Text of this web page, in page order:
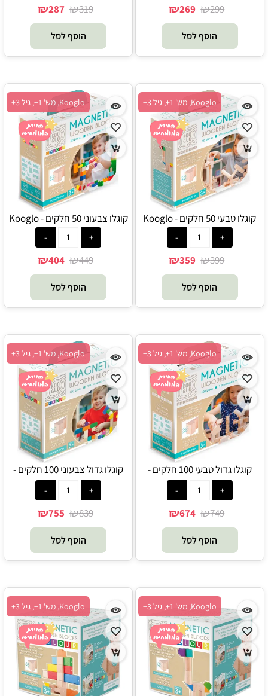
₪299
₪269
הוסף לסל
₪319
₪287
הוסף לסל
Kooglo, מש' 1+, גיל 3+
קוגלו טבעי 50 חלקים - Kooglo
₪399
₪359
הוסף לסל
Kooglo, מש' 1+, גיל 3+
קוגלו צבעוני 50 חלקים - Kooglo
₪449
₪404
הוסף לסל
Kooglo, מש' 1+, גיל 3+
קוגלו גדול טבעי 100 חלקים -
Kooglo
₪749
₪674
הוסף לסל
Kooglo, מש' 1+, גיל 3+
קוגלו גדול צבעוני 100 חלקים -
Kooglo
₪839
₪755
הוסף לסל
Kooglo, מש' 1+, גיל 3+ Kooglo, מש' 1+, גיל 3+